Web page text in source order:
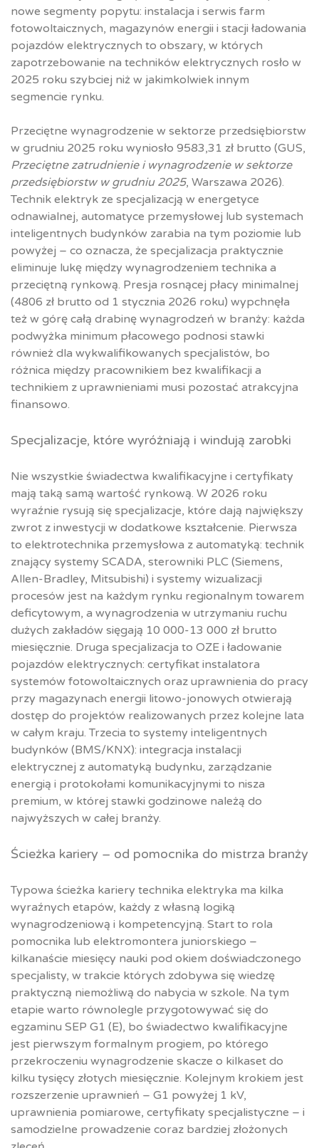
nowe segmenty popytu: instalacja i serwis farm
fotowoltaicznych, magazynów energii i stacji ładowania
pojazdów elektrycznych to obszary, w których
zapotrzebowanie na techników elektrycznych rosło w
2025 roku szybciej niż w jakimkolwiek innym
segmencie rynku.
Przeciętne wynagrodzenie w sektorze przedsiębiorstw
w grudniu 2025 roku wyniosło 9583,31 zł brutto (GUS,
Przeciętne zatrudnienie i wynagrodzenie w sektorze
przedsiębiorstw w grudniu 2025, Warszawa 2026).
Technik elektryk ze specjalizacją w energetyce
odnawialnej, automatyce przemysłowej lub systemach
inteligentnych budynków zarabia na tym poziomie lub
powyżej – co oznacza, że specjalizacja praktycznie
eliminuje lukę między wynagrodzeniem technika a
przeciętną rynkową. Presja rosnącej płacy minimalnej
(4806 zł brutto od 1 stycznia 2026 roku) wypchnęła
też w górę całą drabinę wynagrodzeń w branży: każda
podwyżka minimum płacowego podnosi stawki
również dla wykwalifikowanych specjalistów, bo
różnica między pracownikiem bez kwalifikacji a
technikiem z uprawnieniami musi pozostać atrakcyjna
finansowo.
Specjalizacje, które wyróżniają i windują zarobki
Nie wszystkie świadectwa kwalifikacyjne i certyfikaty
mają taką samą wartość rynkową. W 2026 roku
wyraźnie rysują się specjalizacje, które dają największy
zwrot z inwestycji w dodatkowe kształcenie. Pierwsza
to elektrotechnika przemysłowa z automatyką: technik
znający systemy SCADA, sterowniki PLC (Siemens,
Allen-Bradley, Mitsubishi) i systemy wizualizacji
procesów jest na każdym rynku regionalnym towarem
deficytowym, a wynagrodzenia w utrzymaniu ruchu
dużych zakładów sięgają 10 000-13 000 zł brutto
miesięcznie. Druga specjalizacja to OZE i ładowanie
pojazdów elektrycznych: certyfikat instalatora
systemów fotowoltaicznych oraz uprawnienia do pracy
przy magazynach energii litowo-jonowych otwierają
dostęp do projektów realizowanych przez kolejne lata
w całym kraju. Trzecia to systemy inteligentnych
budynków (BMS/KNX): integracja instalacji
elektrycznej z automatyką budynku, zarządzanie
energią i protokołami komunikacyjnymi to nisza
premium, w której stawki godzinowe należą do
najwyższych w całej branży.
Ścieżka kariery – od pomocnika do mistrza branży
Typowa ścieżka kariery technika elektryka ma kilka
wyraźnych etapów, każdy z własną logiką
wynagrodzeniową i kompetencyjną. Start to rola
pomocnika lub elektromontera juniorskiego –
kilkanaście miesięcy nauki pod okiem doświadczonego
specjalisty, w trakcie których zdobywa się wiedzę
praktyczną niemożliwą do nabycia w szkole. Na tym
etapie warto równolegle przygotowywać się do
egzaminu SEP G1 (E), bo świadectwo kwalifikacyjne
jest pierwszym formalnym progiem, po którego
przekroczeniu wynagrodzenie skacze o kilkaset do
kilku tysięcy złotych miesięcznie. Kolejnym krokiem jest
rozszerzenie uprawnień – G1 powyżej 1 kV,
uprawnienia pomiarowe, certyfikaty specjalistyczne – i
samodzielne prowadzenie coraz bardziej złożonych